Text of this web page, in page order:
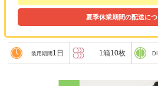
夏季休業期間の配送に
装用期間 1日 1箱10枚